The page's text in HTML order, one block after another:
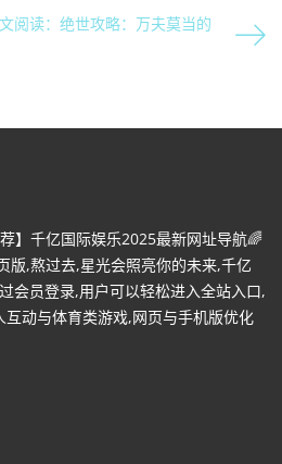
阅读：绝世攻略：万夫莫当的
】千亿国际娱乐2025最新网址导航🌈
版,熬过去,星光会照亮你的未来,千亿
会员登录,用户可以轻松进入全站入口,
互动与体育类游戏,网页与手机版优化